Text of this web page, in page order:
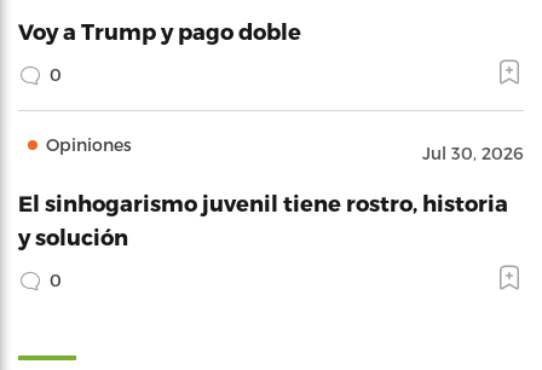
Voy a Trump y pago doble
0
Opiniones Jul 30, 2026
El sinhogarismo juvenil tiene rostro, historia
y solución
0